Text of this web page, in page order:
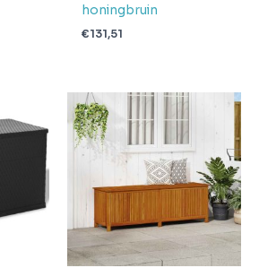
honingbruin
€131,51